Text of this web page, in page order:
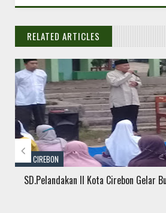
RELATED ARTICLES
// THATS WHAT
KAB CIREBON
SD.Pelandakan II Kota Cirebon Gelar
